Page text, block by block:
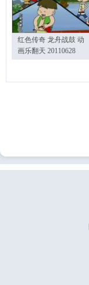
红色传奇 龙舟战鼓 动
画乐翻天 20110628